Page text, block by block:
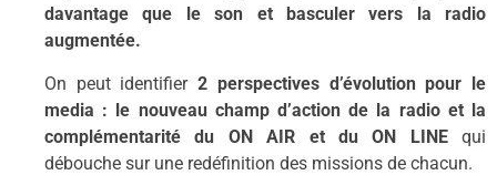
davantage que le son et basculer vers la radio
augmentée.
On peut identifier2 perspectives d’évolution pour le
media : le nouveau champ d’action de la radio et la
complémentarité du ON AIR et du ON LINEqui
débouche sur une redéfinition des missions de chacun.